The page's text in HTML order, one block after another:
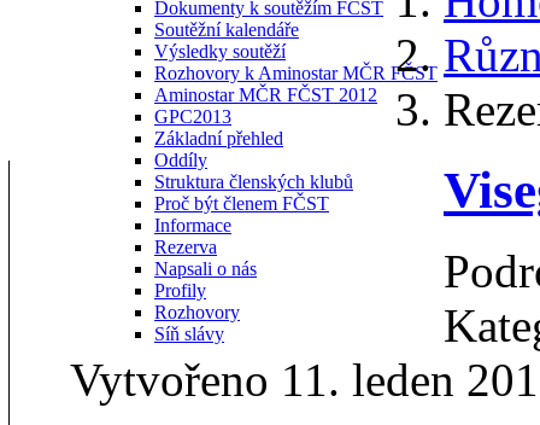
Dokumenty k soutěžím FČST
Soutěžní kalendáře
Výsledky soutěží
Rozhovory k Aminostar MČR FČST
Aminostar MČR FČST 2012
GPC2013
Základní přehled
Oddíly
Struktura členských klubů
Proč být členem FČST
Informace
Rezerva
Napsali o nás
Profily
Rozhovory
Síň slávy
Vytvořeno 11. leden